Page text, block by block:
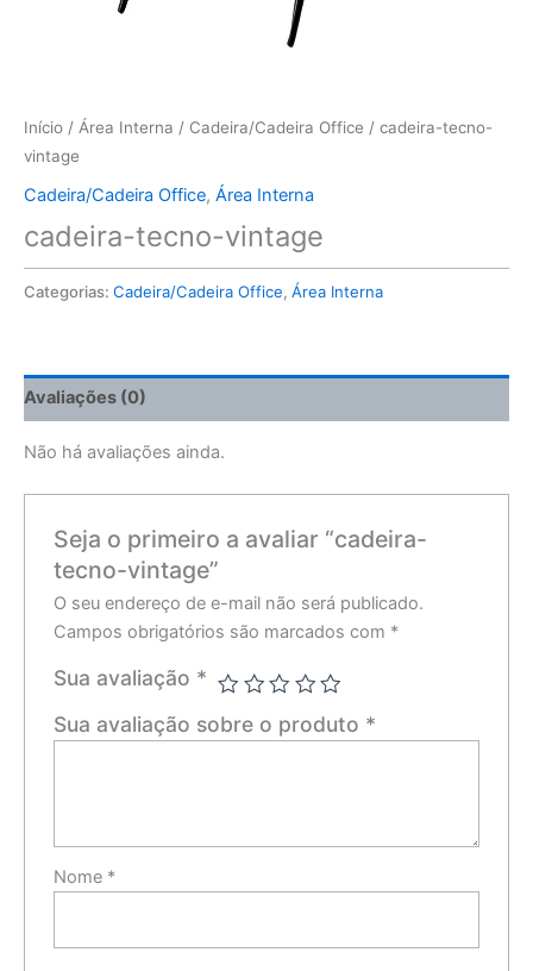
Início / Área Interna / Cadeira/Cadeira Office / cadeira-tecno-
vintage
Cadeira/Cadeira Office, Área Interna
cadeira-tecno-vintage
Categorias: Cadeira/Cadeira Office, Área Interna
Avaliações (0)
Não há avaliações ainda.
Seja o primeiro a avaliar “cadeira-
tecno-vintage”
O seu endereço de e-mail não será publicado.
Campos obrigatórios são marcados com *
Sua avaliação *
Sua avaliação sobre o produto *
Nome *